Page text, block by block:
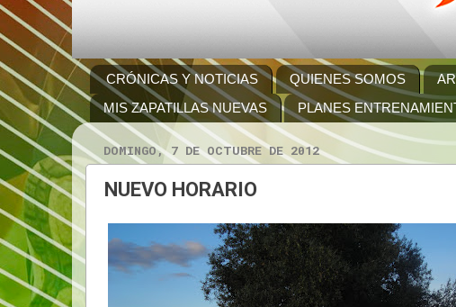
CRÓNICAS Y NOTICIAS QUIENES SOMOS
MIS ZAPATILLAS NUEVAS
PLANES
DOMINGO, 7 DE OCTUBRE DE 2012
NUEVO HORARIO